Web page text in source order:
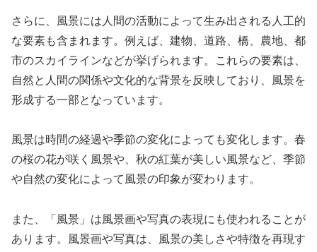
さらに、風景には人間の活動によって生み出される人工的
な要素も含まれます。例えば、建物、道路、橋、農地、都
市のスカイラインなどが挙げられます。これらの要素は、
自然と人間の関係や文化的な背景を反映しており、風景を
形成する一部となっています。
風景は時間の経過や季節の変化によっても変化します。春
の桜の花が咲く風景や、秋の紅葉が美しい風景など、季節
や自然の変化によって風景の印象が変わります。
また、「風景」は風景画や写真の表現にも使われることが
あります。風景画や写真は、風景の美しさや特徴を再現す